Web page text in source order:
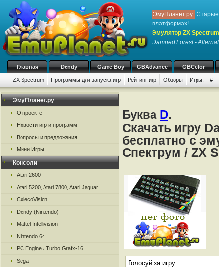
ЭмуПланет.ру: Старые
платформах!
Эмулятор ZX
Damned Forest -
Главная Dendy Game Boy GBAdvance GBColor
ZX Spectrum Программы для запуска игр Рейтинг игр Обзоры Игры: #
ЭмуПланет.ру
О проекте
Новости игр и программ
Вопросы и предложения
Мини Игры
Консоли
Atari 2600
Atari 5200, Atari 7800, Atari Jaguar
ColecoVision
Dendy (Nintendo)
Mattel Intellivision
Nintendo 64
PC Engine / Turbo Grafx-16
Sega
Буква D.
Скачать игру
бесплатно с
Спектрум / ZX
Голосуй за игру: